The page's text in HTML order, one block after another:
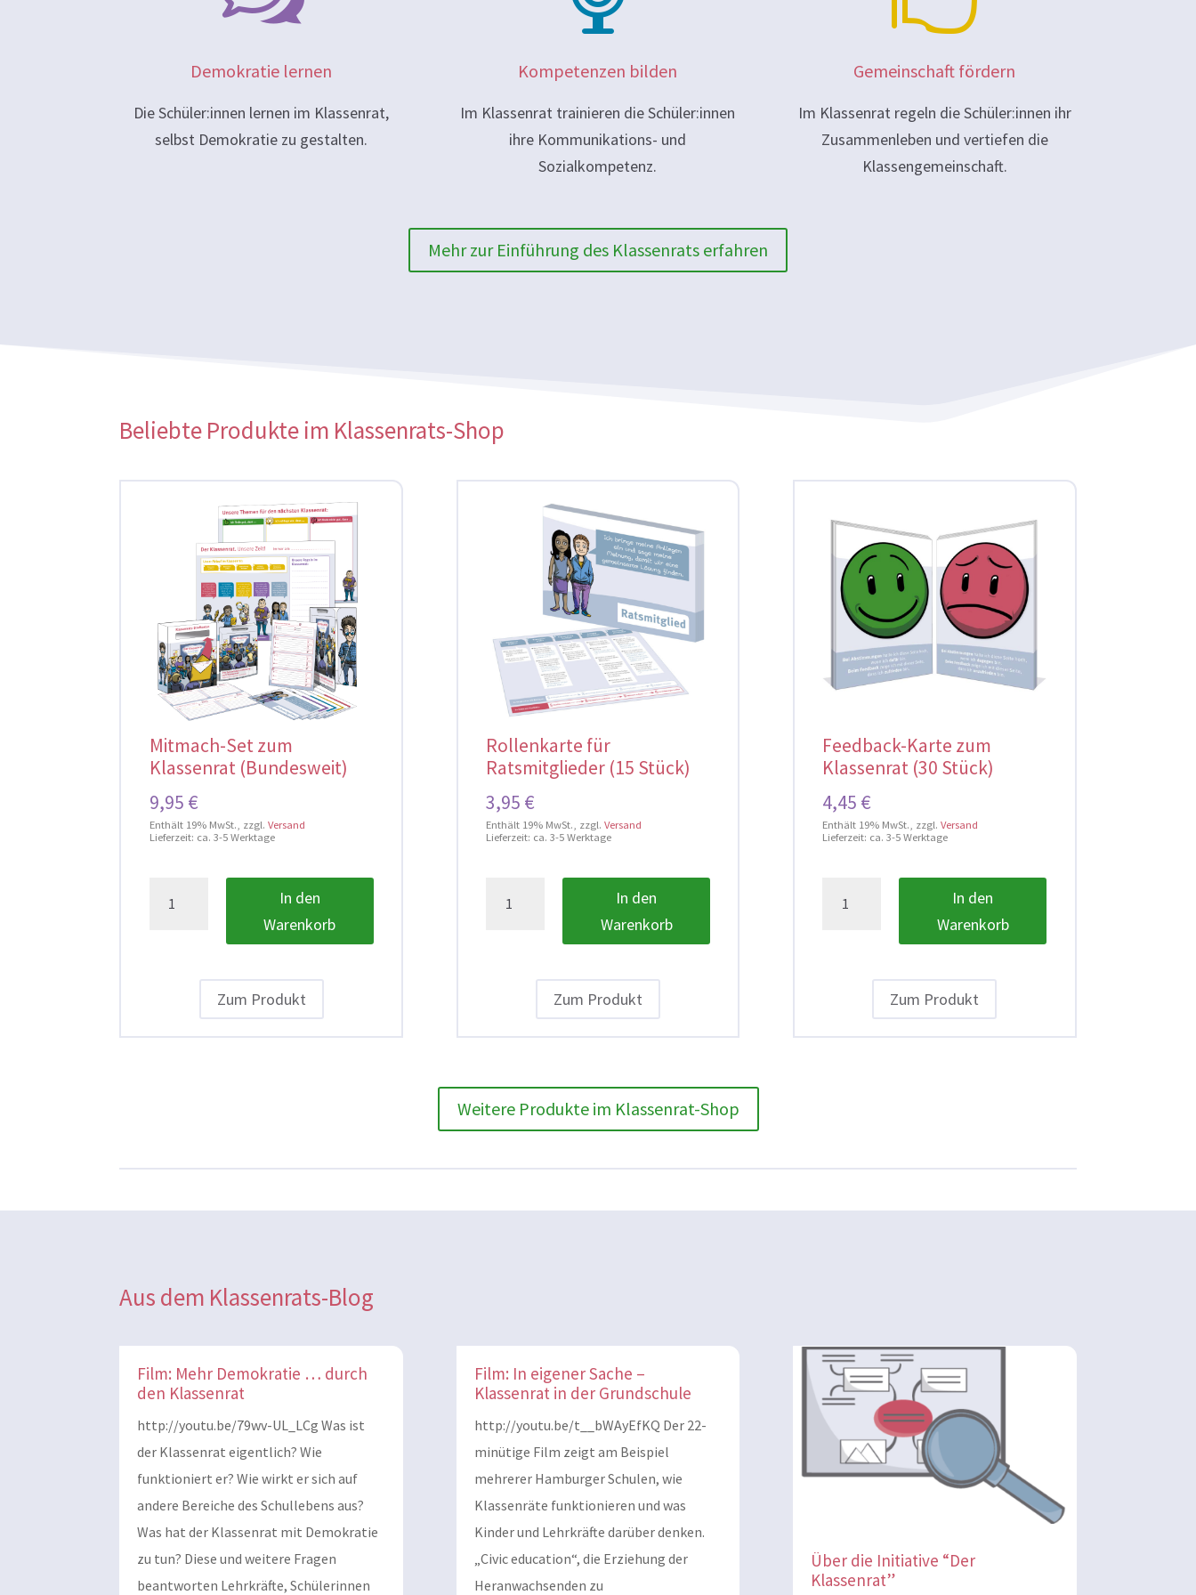
Demokratie lernen
Die Schüler:innen lernen im Klassenrat,
selbst Demokratie zu gestalten.
Kompetenzen bilden
Im Klassenrat trainieren die Schüler:innen
ihre Kommunikations- und
Sozialkompetenz.
Gemeinschaft fördern
Im Klassenrat regeln die Schüler:innen ihr
Zusammenleben und vertiefen die
Klassengemeinschaft.
Mehr zur Einführung des Klassenrats erfahren
Beliebte Produkte im Klassenrats-Shop
Mitmach-Set zum
Klassenrat (Bundesweit)
9,95 €
Enthält 19% MwSt. zzgl. Versand
Lieferzeit: ca. 3-5 Werktage
Set
(Bundesweit)
In den
Warenkorb
Zum Produkt
Rollenkarte für
Ratsmitglieder (15 Stück)
3,95 €
Enthält 19% MwSt. zzgl. Versand
Lieferzeit: ca. 3-5 Werktage
In den
Warenkorb
Zum Produkt
Feedback-Karte zum
Klassenrat (30 Stück)
4,45 €
Enthält 19% MwSt. zzgl.Versand
Lieferzeit: ca. 3-5 Werktage
Karte
In den
Warenkorb
Zum Produkt
Weitere Produkte im Klassenrat-Shop
Aus dem Klassenrats-Blog
Film: Mehr Demokratie … durch
den Klassenrat
http://youtu.be/79wv-UL_LCg Was ist
der Klassenrat eigentlich? Wie
funktioniert er? Wie wirkt er sich auf
andere Bereiche des Schullebens aus?
Was hat der Klassenrat mit Demokratie
zu tun? Diese und weitere Fragen
beantworten Lehrkräfte, Schülerinnen
Film: In eigener Sache –
Klassenrat in der Grundschule
http://youtu.be/t__bWAyEfKQ Der 22-
minütige Film zeigt am Beispiel
mehrerer Hamburger Schulen, wie
Klassenräte funktionieren und was
Kinder und Lehrkräfte darüber denken.
„Civic education“, die Erziehung der
Heranwachsenden zu
Über die Initiative “Der
Klassenrat”